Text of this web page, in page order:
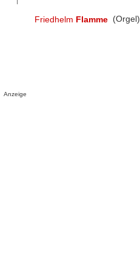
Friedhelm Flamme (Orgel)
Anzeige